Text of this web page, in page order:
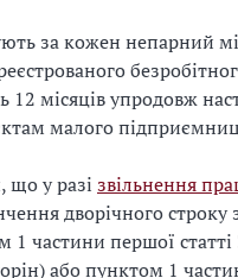
за кожен непарний
12 місяців упродовж
малого
що у разі звільнення
дворічного строку
1 частини першої
або пунктом 1